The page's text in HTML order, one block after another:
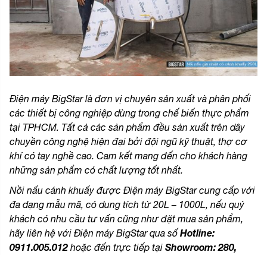
Điện máy BigStar là đơn vị chuyên sản xuất và phân phối
các thiết bị công nghiệp dùng trong chế biến thực phẩm
tại TPHCM. Tất cả các sản phẩm đều sản xuất trên dây
chuyền công nghệ hiện đại bởi đội ngũ kỹ thuật, thợ cơ
khí có tay nghề cao. Cam kết mang đến cho khách hàng
những sản phẩm có chất lượng tốt nhất.
Nồi nấu cánh khuấy được Điện máy BigStar cung cấp với
đa dạng mẫu mã, có dung tích từ 20L – 1000L, nếu quý
khách có nhu cầu tư vấn cũng như đặt mua sản phẩm,
hãy liên hệ với Điện máy BigStar qua sốHotline:
0911.005.012 hoặc đến trực tiếp tại Showroom: 280,